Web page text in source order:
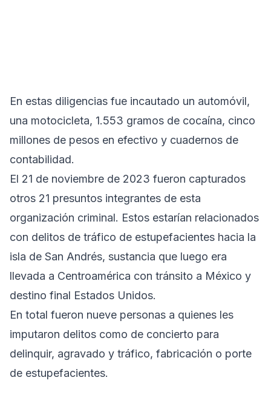
En estas diligencias fue incautado un automóvil,
una motocicleta, 1.553 gramos de cocaína, cinco
millones de pesos en efectivo y cuadernos de
contabilidad.
El 21 de noviembre de 2023 fueron capturados
otros 21 presuntos integrantes de esta
organización criminal. Estos estarían relacionados
con delitos de tráfico de estupefacientes hacia la
isla de San Andrés, sustancia que luego era
llevada a Centroamérica con tránsito a México y
destino final Estados Unidos.
En total fueron nueve personas a quienes les
imputaron delitos como de concierto para
delinquir, agravado y tráfico, fabricación o porte
de estupefacientes.